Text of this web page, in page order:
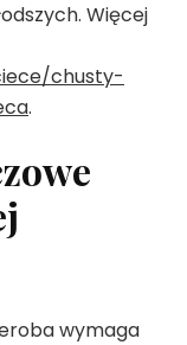
Więcej
chusty-
.
wymaga